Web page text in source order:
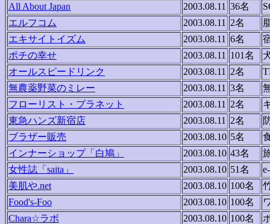
All About Japan
2003.08.11 36名
エルフコム
2003.08.11 2名
エキサイトイズム
2003.08.11 6名
ポチの幸せ
2003.08.11 101名
オールスピードリンク
2003.08.11 2名
無農薬野菜のミレー
2003.08.11 3名
フローリスト・プラネット
2003.08.11 2名
東急ハンズ新宿店
2003.08.11 2名
ブラザー販売
2003.08.10 5名
インナーショップ「白鳩」
2003.08.10 43名
女性誌「saita」
2003.08.10 51名
美肌や.net
2003.08.10 100名
Food's-Foo
2003.08.10 100名
Chara☆ラボ
2003.08.10 100名